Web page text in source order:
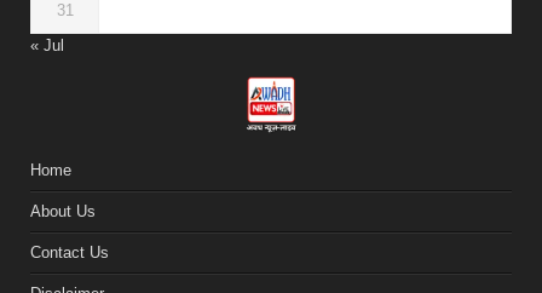
31
« Jul
Home
About Us
Contact Us